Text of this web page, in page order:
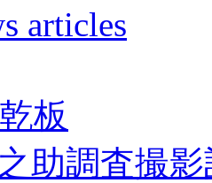
articles
板
助調査撮